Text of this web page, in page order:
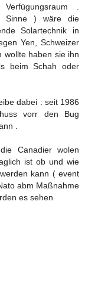
.
Sinne ) wäre die
Solartechnik in
Yen, Schweizer
wollte haben sie ihn
beim Schah oder
dabei : seit 1986
vorr den Bug
.
Canadier wolen
ist ob und wie
kann ( event
abm Maßnahme
es sehen